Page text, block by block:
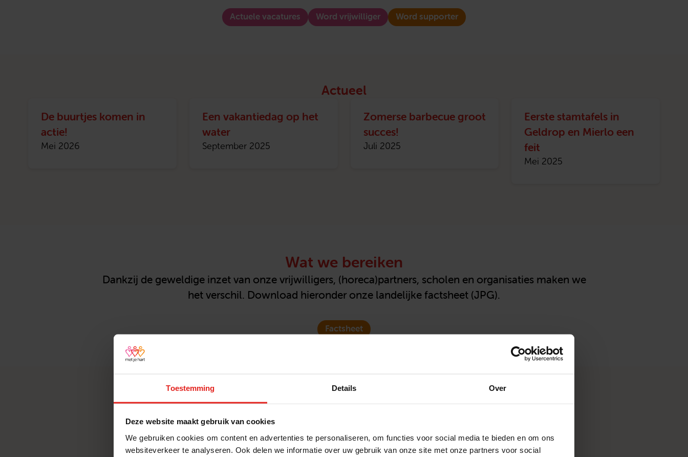
Toestemming Details Over
Deze website maakt gebruik van cookies
We gebruiken cookies om content en advertenties te personaliseren, om functies voor social media te bieden en om ons
websiteverkeer te analyseren. Ook delen we informatie over uw gebruik van onze site met onze partners voor social
Actuele vacatures Word vrijwilliger Word supporter
Actueel
De buurtjes komen in
actie!
Mei 2026
Een vakantiedag op het
water
September 2025
Zomerse barbecue groot
succes!
Juli 2025
Eerste stamtafels in
Geldrop en Mierlo een
feit
Mei 2025
Wat we bereiken
Dankzij de geweldige inzet van onze vrijwilligers, (horeca)partners, scholen en organisaties maken we
het verschil. Download hieronder onze landelijke factsheet (JPG).
Factsheet
Dit zijn de kernteamvrijwilligers van Met je hart Geldrop-Mierlo